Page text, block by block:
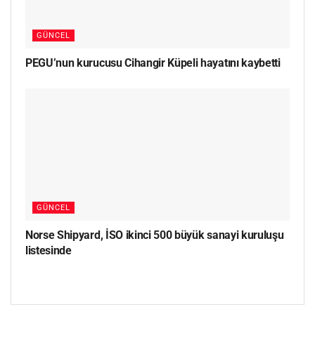
GÜNCEL
PEGU’nun kurucusu Cihangir Küpeli hayatını kaybetti
GÜNCEL
Norse Shipyard, İSO ikinci 500 büyük sanayi kuruluşu
listesinde